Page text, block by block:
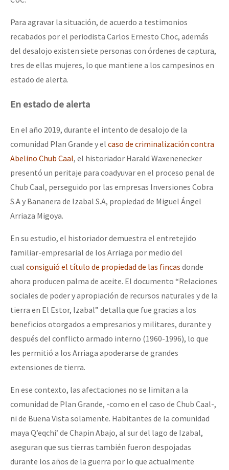
Para agravar la situación, de acuerdo a testimonios
recabados por el periodista Carlos Ernesto Choc, además
del desalojo existen siete personas con órdenes de captura,
tres de ellas mujeres, lo que mantiene a los campesinos en
estado de alerta.
En estado de alerta
En el año 2019, durante el intento de desalojo de la
comunidad Plan Grande y el caso de criminalización contra
Abelino Chub Caal, el historiador Harald Waxenenecker
presentó un peritaje para coadyuvar en el proceso penal de
Chub Caal, perseguido por las empresas Inversiones Cobra
S.A y Bananera de Izabal S.A, propiedad de Miguel Ángel
Arriaza Migoya.
En su estudio, el historiador demuestra el entretejido
familiar-empresarial de los Arriaga por medio del
cual consiguió el título de propiedad de las fincas donde
ahora producen palma de aceite. El documento “Relaciones
sociales de poder y apropiación de recursos naturales y de la
tierra en El Estor, Izabal” detalla que fue gracias a los
beneficios otorgados a empresarios y militares, durante y
después del conflicto armado interno (1960-1996), lo que
les permitió a los Arriaga apoderarse de grandes
extensiones de tierra.
En ese contexto, las afectaciones no se limitan a la
comunidad de Plan Grande, -como en el caso de Chub Caal-,
ni de Buena Vista solamente. Habitantes de la comunidad
maya Q’eqchi’ de Chapin Abajo, al sur del lago de Izabal,
aseguran que sus tierras también fueron despojadas
durante los años de la guerra por lo que actualmente